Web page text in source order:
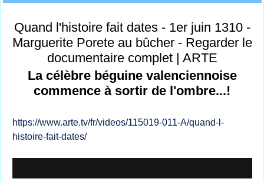
Quand l'histoire fait dates - 1er juin 1310 -
Marguerite Porete au bûcher - Regarder le
documentaire complet | ARTE
La célèbre béguine valenciennoise
commence à sortir de l'ombre...!
https://www.arte.tv/fr/videos/115019-011-A/quand-l-
histoire-fait-dates/